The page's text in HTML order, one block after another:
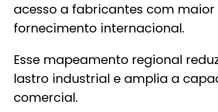
acesso a fabricantes com
fornecimento internacional.
Esse mapeamento regional
lastro industrial e amplia a
comercial.